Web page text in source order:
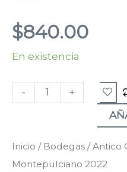
$840.00
En existencia
-
Nobile
2022
+
Inicio / Bodegas /Antico
Montepulciano 2022